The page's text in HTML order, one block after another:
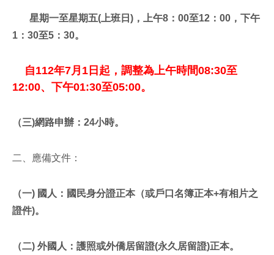
星期一至星期五(上班日)，上午8：00至12：00，下午
1：30至5：30。
自112年7月1日起，調整為上午時間08:30至
12:00、下午01:30至05:00。
（三)網路申辦：24小時。
二、應備文件：
（一) 國人：國民身分證正本（或戶口名簿正本+有相片之
證件)。
（二) 外國人：護照或外僑居留證(永久居留證)正本。